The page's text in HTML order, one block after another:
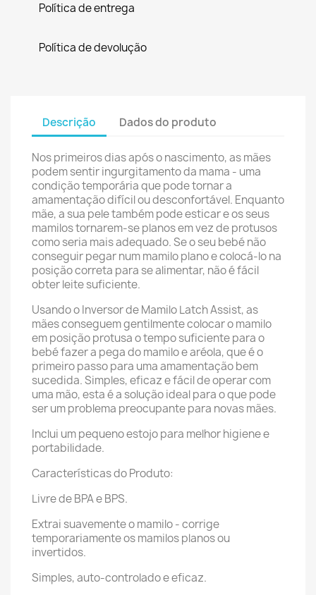
Política de entrega
Política de devolução
Descrição Dados do produto
Nos primeiros dias após o nascimento, as mães
podem sentir ingurgitamento da mama - uma
condição temporária que pode tornar a
amamentação difícil ou desconfortável. Enquanto
mãe, a sua pele também pode esticar e os seus
mamilos tornarem-se planos em vez de protusos
como seria mais adequado. Se o seu bebé não
conseguir pegar num mamilo plano e colocá-lo na
posição correta para se alimentar, não é fácil
obter leite suficiente.
Usando o Inversor de Mamilo Latch Assist, as
mães conseguem gentilmente colocar o mamilo
em posição protusa o tempo suficiente para o
bebé fazer a pega do mamilo e aréola, que é o
primeiro passo para uma amamentação bem
sucedida. Simples, eficaz e fácil de operar com
uma mão, esta é a solução ideal para o que pode
ser um problema preocupante para novas mães.
Inclui um pequeno estojo para melhor higiene e
portabilidade.
Características do Produto:
Livre de BPA e BPS.
Extrai suavemente o mamilo - corrige
temporariamente os mamilos planos ou
invertidos.
Simples, auto-controlado e eficaz.